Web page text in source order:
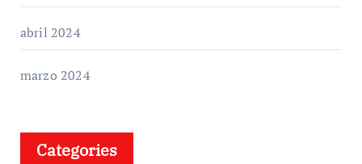
abril 2024
marzo 2024
Categories